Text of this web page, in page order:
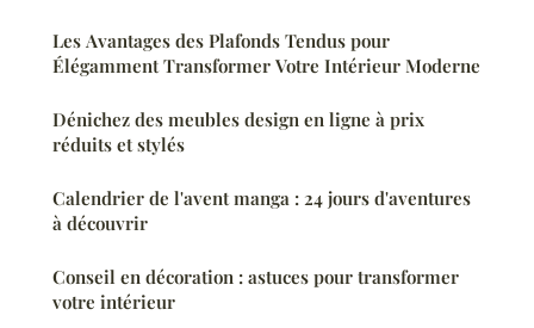
Les Avantages des Plafonds Tendus pour
Élégamment Transformer Votre Intérieur Moderne
Dénichez des meubles design en ligne à prix
réduits et stylés
Calendrier de l'avent manga : 24 jours d'aventures
à découvrir
Conseil en décoration : astuces pour transformer
votre intérieur